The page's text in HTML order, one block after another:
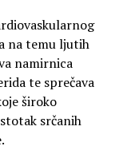
na temu ljutih
namirnica
te sprečava
široko
srčanih